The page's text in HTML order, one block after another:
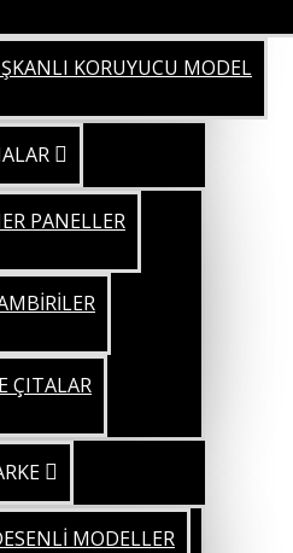
KORUYUCU MODEL
PANELLER
ÇITALAR
MODELLER